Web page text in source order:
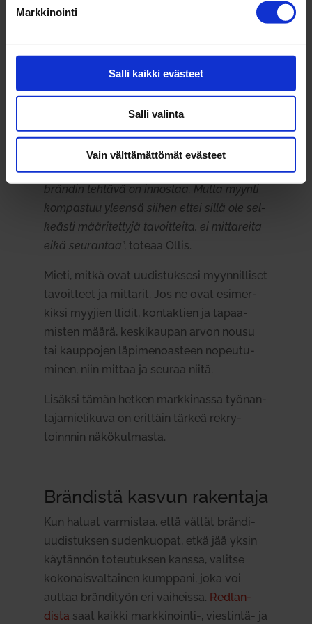
Markkinointi
Salli kaikki evästeet
Salli valinta
Vain välttämättömät evästeet
ketään osaksi myyntiä?
ennalta miettiä mitä se tar­koittaa myynnin
kan­nalta.
“Myynti on innos­tuksen siir­tä­mistä ja
brändin tehtävä on innostaa. Mutta myynti
kom­pastuu yleensä siihen ettei sillä ole sel­
keästi mää­ri­tettyjä tavoit­teita, ei mit­ta­reita
eikä seu­rantaa”, toteaa Ollis.
Mieti, mitkä ovat uudis­tuksesi myyn­nil­liset
tavoitteet ja mit­tarit. Jos ne ovat esi­mer­
kiksi myyjien llidit, kon­taktien ja tapaa­
misten määrä, kes­ki­kaupan arvon nousu
tai kaup­pojen läpi­me­noasteen nopeu­tu­
minen, niin mittaa ja seuraa niitä.
Lisäksi tämän hetken mark­ki­nassa työ­nan­
ta­ja­mie­likuva on erittäin tärkeä rek­ry­
toinnnin näkö­kul­masta.
Brän­distä kasvun rakentaja
Kun haluat var­mistaa, että vältät brän­di­
uu­dis­tuksen suden­kuopat, etkä jää yksin
käy­tännön toteu­tuksen kanssa, valitse
koko­nais­val­tainen kumppani, joka voi
auttaa brän­dityön eri vai­heissa. Red­lan­
dista saat kaikki markkinointi‑, vies­tintä- ja